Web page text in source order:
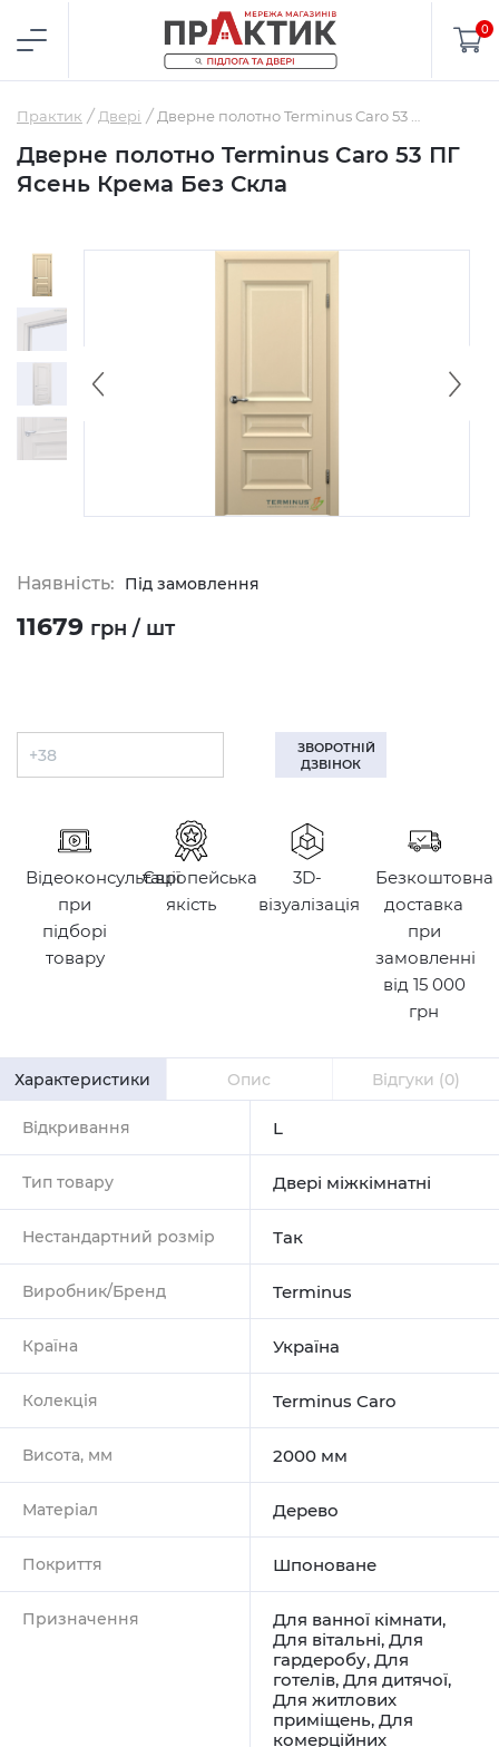
0
Практик Двері
Дверне полотно Terminus Caro 53 ПГ
Ясень Крема Без Скла
Наявність: Під замовлення
11679 грн / шт
ЗВОРОТНІЙ
ДЗВІНОК
Відеоконсультації
при
підборі
товару
Європейська
якість
3D-
візуалізація
Безкоштовна
доставка
при
замовленні
від 15 000
грн
Характеристики Опис Відгуки (0)
Відкривання L
Тип товару Двері міжкімнатні
Нестандартний розмір Так
Виробник/Бренд Terminus
Країна Україна
Колекція Terminus Caro
Висота, мм 2000 мм
Матеріал Дерево
Покриття Шпоноване
Призначення Для ванної кімнати,
Для вітальні, Для
гардеробу, Для
готелів, Для дитячої,
Для житлових
приміщень, Для
комерційних